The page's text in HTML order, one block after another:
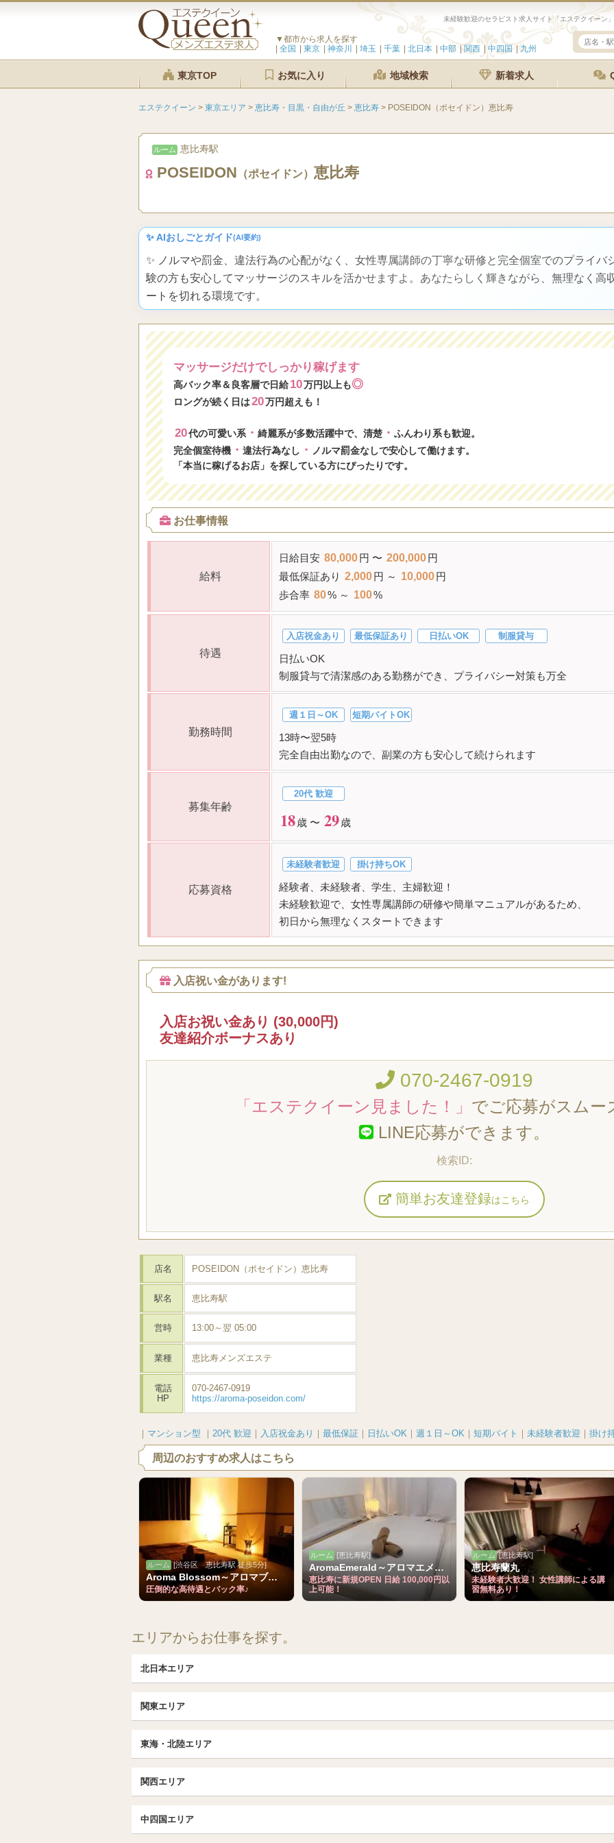
▼都市から求人を探す
全国
東京 神奈川 埼玉 千葉 北日本 中部 関西 中四国 九州
東京TOP お気に入り 地域検索 新着求人
エステクイーン > 東京エリア > 恵比寿・目黒・自由が丘 > 恵比寿 > POSEIDON（ポセイドン）恵比寿
ルーム 恵比寿駅
POSEIDON （ポセイドン） 恵比寿
✨ AIおしごとガイド(AI要約)
✨ ノルマや罰金、違法行為の心配がなく、女性専属講師の丁寧な研修と完全個室でのプライバ
験の方も安心してマッサージのスキルを活かせますよ。あなたらしく輝きながら、無理なく高
ートを切れる環境です。
マッサージだけでしっかり稼げます
高バック率＆良客層で日給10万円以上も◎
ロングが続く日は20万円超えも！
20代の可愛い系・ 綺麗系が多数活躍中で、清楚 ・ ふんわり系も歓迎。
完全個室待機 ・ 違法行為なし ・ ノルマ罰金なしで安心して働けます。
「本当に稼げるお店」を探している方にぴったりです。
お仕事情報
給料
日給目安 80,000円 〜 200,000円
最低保証あり 2,000円 ～ 10,000円
歩合率 80% ～ 100%
待遇
入店祝金あり 最低保証あり 日払いOK 制服貸与
日払いOK
制服貸与で清潔感のある勤務ができ、プライバシー対策も万全
勤務時間
週１日～OK 短期バイトOK
13時〜翌5時
完全自由出勤なので、副業の方も安心して続けられます
募集年齢
20代 歓迎
18歳 〜 29歳
応募資格
未経験者歓迎 掛け持ちOK
経験者、未経験者、学生、主婦歓迎！
未経験歓迎で、女性専属講師の研修や簡単マニュアルがあるため、
初日から無理なくスタートできます
入店祝い金があります!
入店お祝い金あり (30,000円)
友達紹介ボーナスあり
070-2467-0919
「エステクイーン見ました！」 でご応募がスムー
LINE応募ができます。
簡単お友達登録はこちら
店名 POSEIDON（ポセイドン）恵比寿
駅名 恵比寿駅
営時 13:00～翌 05:00
業種 恵比寿メンズエステ
電話
HP
070-2467-0919
https://aroma-poseidon.com/
｜ マンション型 ｜ 20代 歓迎 ｜ 入店祝金あり ｜ 最低保証 ｜ 日払いOK ｜ 週１日～OK ｜ 短期バイト ｜ 未経験者歓迎 ｜ 掛け
周辺のおすすめ求人はこちら
ルーム [渋谷区 恵比寿駅 徒歩5分]
Aroma Blossom～アロマブラッサム
圧倒的な高待遇とバック率♪
ルーム [恵比寿駅]
AromaEmerald～アロマエメラルド～
恵比寿に新規OPEN 日給 100,000円以
上可能！
ルーム [恵比寿駅]
恵比寿蘭丸
未経験者大歓迎！ 女性講師による講
習無料あり！
エリアからお仕事を探す。
北日本エリア
北海道（札幌・旭川・函館） 青森
岩手 (盛岡・北上)
福島 (いわき・郡山)
茨城（水戸・取手）
栃木（宇都宮・小山） 群馬（伊勢崎・高崎・前橋）
関東エリア
大宮・浦和・川口 越谷・春日部 所沢・川越
千葉TOP
東京TOP
東海・北陸エリア
愛知（名古屋） 岐阜県
三重県
名古屋TOP
関西エリア
京都駅・伏見区 烏丸御池駅 四条烏丸・河原町・祇園四条
中四国エリア